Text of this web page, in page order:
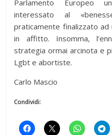
Parlamento Europeo
interessato al
praticamente finalizzato ad
in affitto. Insomma,
strategia ormai arcinota e
Lgbt e abortiste.
Carlo Mascio
Condividi: